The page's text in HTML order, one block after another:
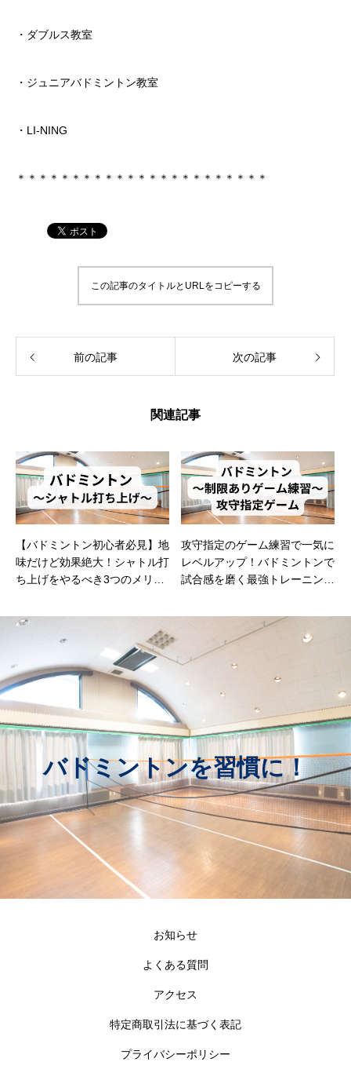
・ダブルス教室
・ジュニアバドミントン教室
・LI-NING
＊＊＊＊＊＊＊＊＊＊＊＊＊＊＊＊＊＊＊＊＊＊＊
この記事のタイトルとURLをコピーする
前の記事 次の記事
関連記事
【バドミントン初心者必見】地
味だけど効果絶大！シャトル打
ち上げをやるべき3つのメリッ
攻守指定のゲーム練習で一気に
レベルアップ！バドミントンで
試合感を磨く最強トレーニング
バドミントンを習慣に！
お知らせ
よくある質問
アクセス
特定商取引法に基づく表記
プライバシーポリシー